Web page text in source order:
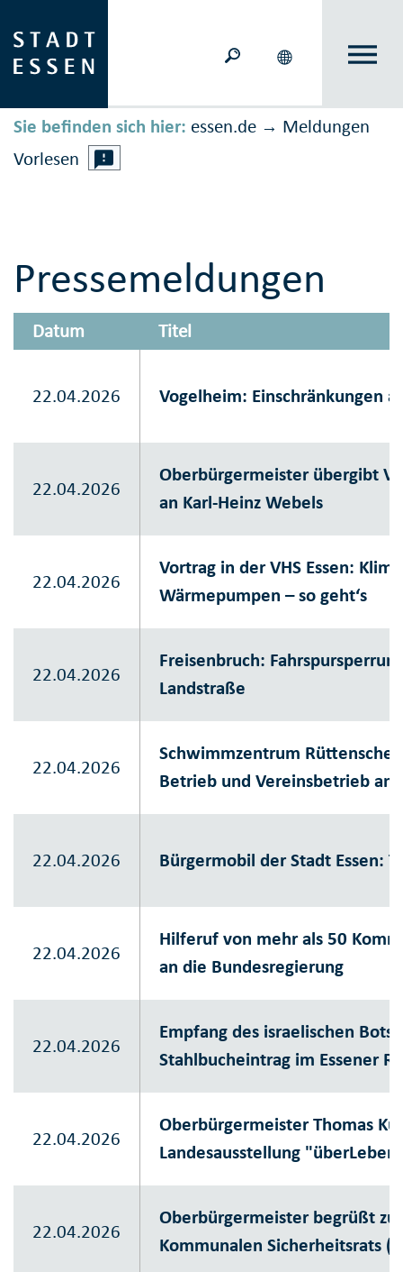
Sie befinden sich hier: essen.de → Meldungen
Vorlesen
Pressemeldungen
Datum Titel
22.04.2026 Vogelheim: Einschränkungen
22.04.2026
Oberbürgermeister übergibt
an Karl-Heinz Webels
22.04.2026
Vortrag in der VHS Essen:
Wärmepumpen – so geht‘s
22.04.2026
Freisenbruch:
Landstraße
22.04.2026
Schwimmzentrum
Betrieb und Vereinsbetrieb
22.04.2026 Bürgermobil der Stadt Essen:
22.04.2026
Hilferuf von mehr als 50
an die Bundesregierung
22.04.2026
Empfang des israelischen
Stahlbucheintrag im Essener
22.04.2026
Oberbürgermeister Thomas
Landesausstellung
22.04.2026
Oberbürgermeister begrüßt
Kommunalen Sicherheitsrats